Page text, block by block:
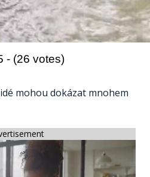
- (26 votes)
mohou dokázat mnohem